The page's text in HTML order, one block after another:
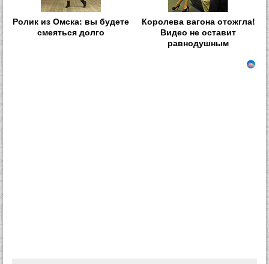
Ролик из Омска: вы будете
смеяться долго
Королева вагона отожгла!
Видео не оставит
равнодушным